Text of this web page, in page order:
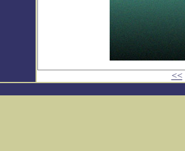
<<